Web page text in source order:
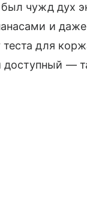
чужд дух
и даже
для
—